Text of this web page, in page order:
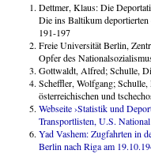
Dettmer, Klaus: Die
Die ins Baltikum deportierten
191-197
Freie Universität Berlin,
Opfer des
Gottwaldt, Alfred; Schulle,
Scheffler, Wolfgang;
österreichischen und
Webseite ›Statistik und
Transportlisten, U.S.
Yad Vashem: Zugfahrten in
Berlin nach Riga am